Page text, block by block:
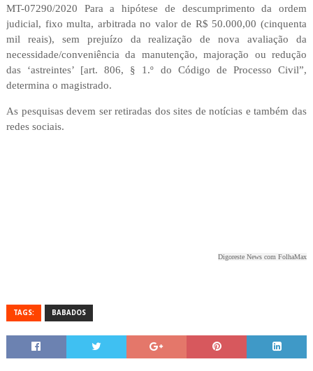
MT-07290/2020 Para a hipótese de descumprimento da ordem
judicial, fixo multa, arbitrada no valor de R$ 50.000,00 (cinquenta
mil reais), sem prejuízo da realização de nova avaliação da
necessidade/conveniência da manutenção, majoração ou redução
das ‘astreintes’ [art. 806, § 1.º do Código de Processo Civil”,
determina o magistrado.
As pesquisas devem ser retiradas dos sites de notícias e também das
redes sociais.
Digoreste News com FolhaMax
TAGS: BABADOS